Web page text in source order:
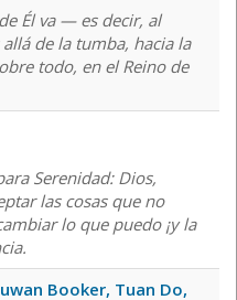
Él va — es decir, al
de la tumba, hacia la
todo, en el Reino de
Serenidad: Dios,
las cosas que no
lo que puedo ¡y la
Booker, Tuan Do,